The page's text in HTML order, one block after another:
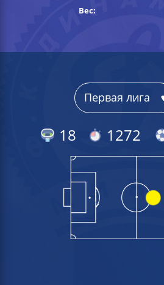
Вес:
18 1272